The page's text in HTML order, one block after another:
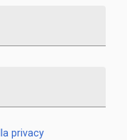
privacy